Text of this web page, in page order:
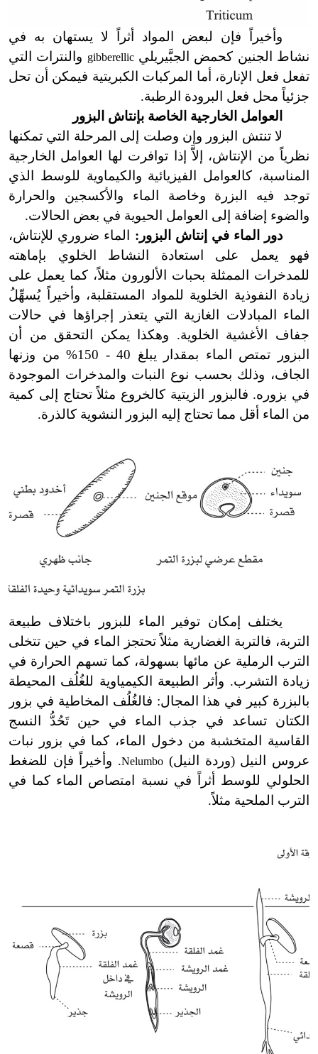
وأخيراً فإن لبعض المواد أثراً لا يستهان به في
نشاط الجنين كحمض الجبَّيريليgibberellic والنترات التي
تفعل فعل الإنارة، أما المركبات الكبريتية فيمكن أن تحل
جزئياً محل فعل البرودة الرطبة.
العوامل الخارجية الخاصة بإنتاش البزور
لا تنتش البزور وإن وصلت إلى المرحلة التي تمكنها
نظرياً من الإنتاش، إلاَّ إذا توافرت لها العوامل الخارجية
المناسبة، كالعوامل الفيزيائية والكيماوية للوسط الذي
توجد فيه البزرة وخاصة الماء والأكسجين والحرارة
والضوء إضافة إلى العوامل الحيوية في بعض الحالات.
دور الماء في إنتاش البزور: الماء ضروري للإنتاش،
فهو يعمل على استعادة النشاط الخلوي بإماهته
للمدخرات الممثلة بحبات الألورون مثلاً، كما يعمل على
زيادة النفوذية الخلوية للمواد المستقلبة، وأخيراً يُسهِّلُ
الماء المبادلات الغازية التي يتعذر إجراؤها في حالات
جفاف الأغشية الخلوية. وهكذا يمكن التحقق من أن
البزور تمتص الماء بمقدار يبلغ 40 - 150% من وزنها
الجاف، وذلك بحسب نوع النبات والمدخرات الموجودة
في بزوره. فالبزور الزيتية كالخروع مثلاً تحتاج إلى كمية
من الماء أقل مما تحتاج إليه البزور النشوية كالذرة.
يختلف إمكان توفير الماء للبزور باختلاف طبيعة
التربة، فالتربة الغضارية مثلاً تحتجز الماء في حين تتخلى
الترب الرملية عن مائها بسهولة، كما تسهم الحرارة في
زيادة التشرب. وأثر الطبيعة الكيمياوية للغُلُف المحيطة
بالبزرة كبير في هذا المجال: فالغُلُف المخاطية في بزور
الكتان تساعد في جذب الماء في حين تَحُدُّ النسج
القاسية المتخشبة من دخول الماء، كما في بزور نبات
عروس النيل (وردة النيل) Nelumbo. وأخيراً فإن للضغط
الحلولي للوسط أثراً في نسبة امتصاص الماء كما في
الترب الملحية مثلاً.